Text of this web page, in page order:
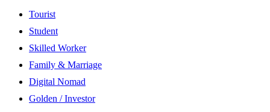
Tourist
Student
Skilled Worker
Family & Marriage
Digital Nomad
Golden / Investor